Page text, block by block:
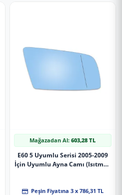
Mağazadan Al:603,28 TL
E60 5 Uyumlu Serisi 2005-2009
İçin Uyumlu Ayna Camı (Isıtmalı
Peşin Fiyatına 3 x 786,31 TL